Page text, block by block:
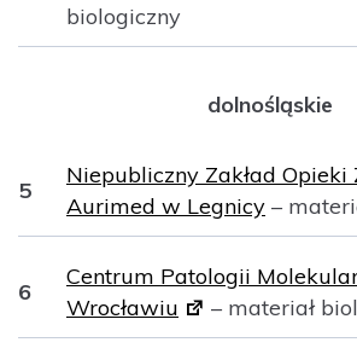
biologiczny
dolnośląskie
5
Niepubliczny Zakład Opieki
Aurimed w Legnicy –
6
Centrum Patologii
Wrocławiu
– materiał